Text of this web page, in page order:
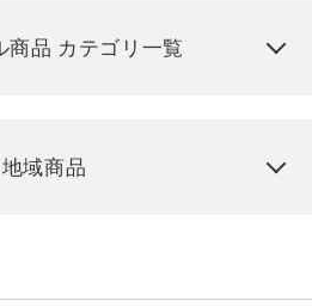
商品 カテゴリ一覧
地域商品